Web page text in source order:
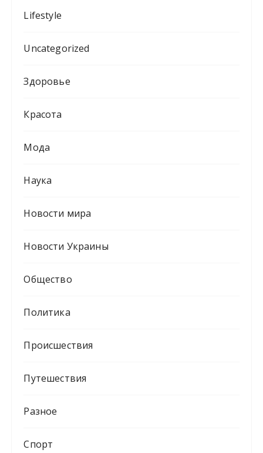
Lifestyle
Uncategorized
Здоровье
Красота
Мода
Наука
Новости мира
Новости Украины
Общество
Политика
Происшествия
Путешествия
Разное
Спорт